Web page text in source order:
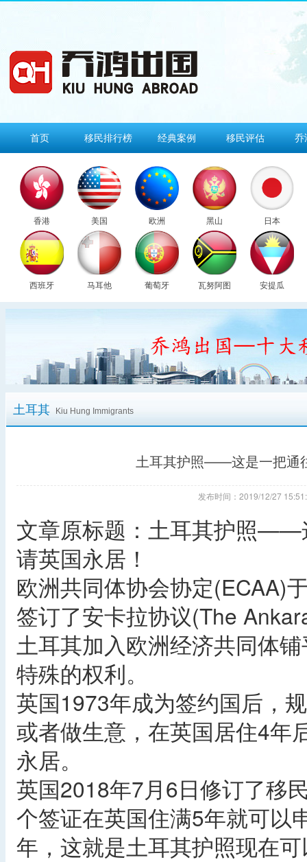
首页 移民排行榜 经典案例 移民评估 乔
香港 美国 欧洲 黑山 日本
西班牙 马耳他 葡萄牙 瓦努阿图 安提瓜
土耳其 Kiu Hung Immigrants
土耳其护照——这是一把通
发布时间：2019/12/27
文章原标题：土耳其护照——
请英国永居！
欧洲共同体协会协定(ECAA)
签订了安卡拉协议(The
土耳其加入欧洲经济共同体
特殊的权利。
英国1973年成为签约国后，
或者做生意，在英国居住4年
永居。
英国2018年7月6日修订了移
个签证在英国住满5年就可以
年，这就是土耳其护照现在